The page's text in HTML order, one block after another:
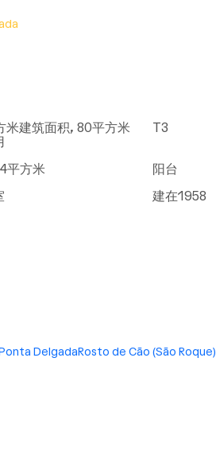
米建筑面积, 80平方米
T3
平方米
阳台
建在1958
DelgadaRosto de Cão (São Roque)